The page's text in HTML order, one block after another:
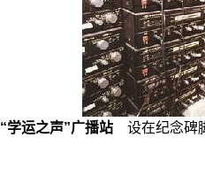
“学运之声”广播站 设在纪念碑